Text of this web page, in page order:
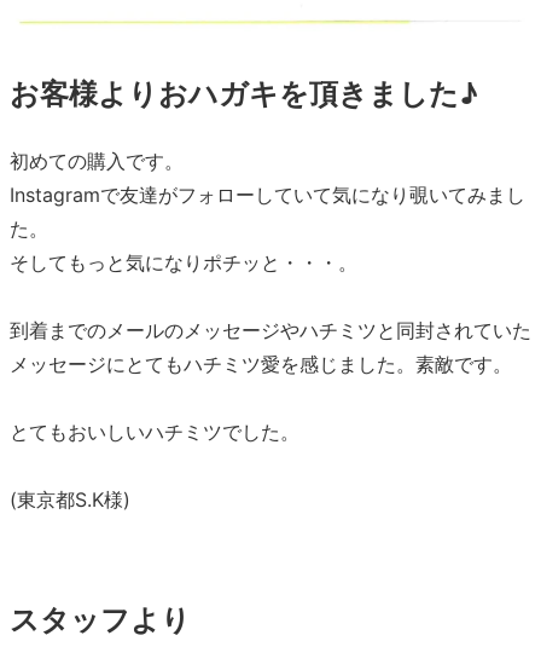
お客様よりおハガキを頂きました♪
初めての購入です。
Instagramで友達がフォローしていて気になり覗いてみまし
た。
そしてもっと気になりポチッと・・・。
到着までのメールのメッセージやハチミツと同封されていた
メッセージにとてもハチミツ愛を感じました。素敵です。
とてもおいしいハチミツでした。
(東京都S.K様)
スタッフより